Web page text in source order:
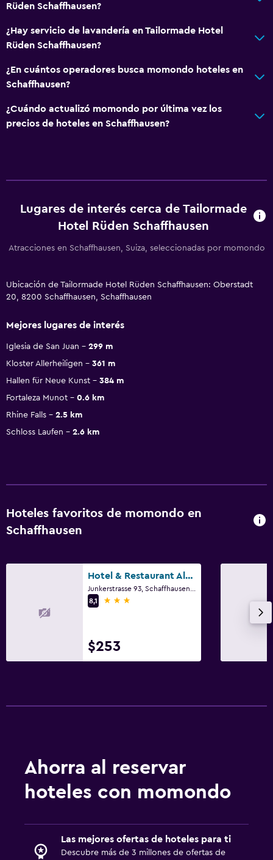
Rüden Schaffhausen?
¿Hay servicio de lavandería en Tailormade Hotel
Rüden Schaffhausen?
¿En cuántos operadores busca momondo hoteles en
Schaffhausen?
¿Cuándo actualizó momondo por última vez los
precios de hoteles en Schaffhausen?
Lugares de interés cerca de Tailormade
Hotel Rüden Schaffhausen
Atracciones en Schaffhausen, Suiza, seleccionadas por momondo
Ubicación de Tailormade Hotel Rüden Schaffhausen: Oberstadt
20, 8200 Schaffhausen, Schaffhausen
Mejores lugares de interés
Iglesia de San Juan
299 m
Kloster Allerheiligen
361 m
Hallen für Neue Kunst
384 m
Fortaleza Munot
0.6 km
Rhine Falls
2.5 km
Schloss Laufen
2.6 km
Hoteles favoritos de momondo en
Schaffhausen
Hotel & Restaurant Alte Rheinmühle
8,1
3 estrellas
$253
Ahorra al reservar
hoteles con momondo
Las mejores ofertas de hoteles para ti
Descubre más de 3 millones de ofertas de